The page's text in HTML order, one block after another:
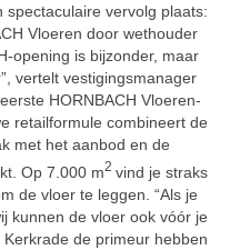
vervolg plaats:
Vloeren door wethouder
opening is bijzonder, maar
vertelt vestigingsmanager
HORNBACH Vloeren-
retailformule combineert de
met het aanbod en de
Op 7.000 m2 vind je straks
de vloer te leggen. “Als je
kunnen de vloer ook vóór je
de primeur hebben